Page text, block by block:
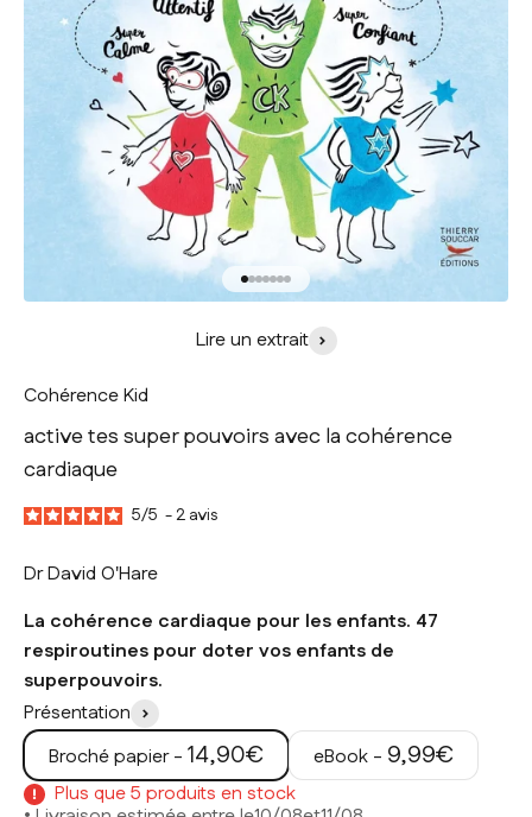
Aller à l'élément 1
Aller à l'élément 2
Aller à l'élément 3
Aller à l'élément 4
Aller à l'élément 5
Aller à l'élément 6
Aller à l'élément 7
Lire un extrait
Cohérence Kid
active tes super pouvoirs avec la cohérence
cardiaque
5/5 -2 avis
Dr David O'Hare
La cohérence cardiaque pour les enfants. 47
respiroutines pour doter vos enfants de
superpouvoirs.
Présentation
Broché papier - Prix de vente
14,90€ eBook - Prix de vente
9,99€
Plus que 5 produits en stock